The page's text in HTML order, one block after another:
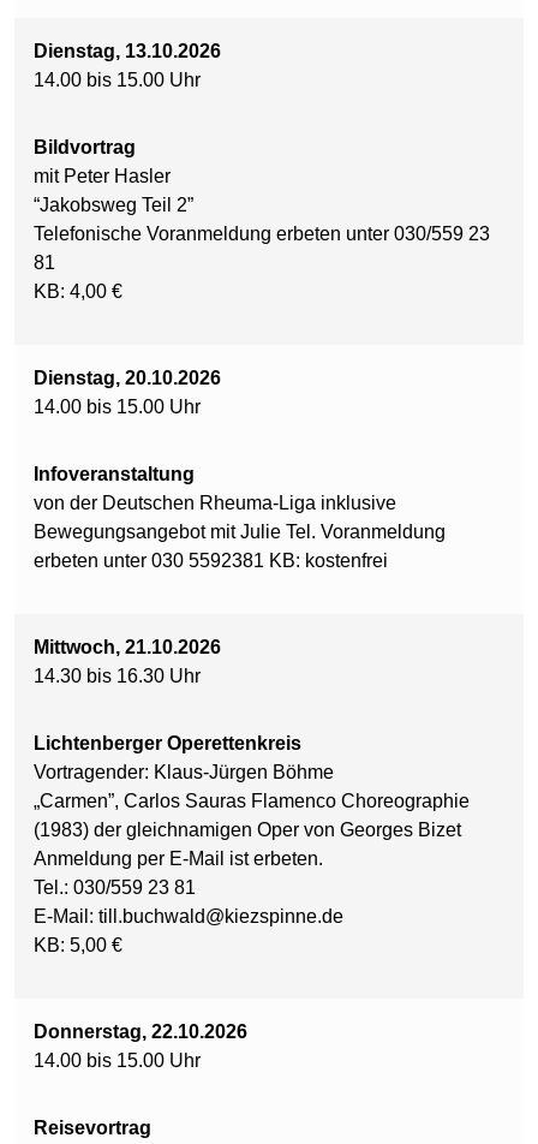
Dienstag, 13.10.2026
14.00 bis 15.00 Uhr
Bildvortrag
mit Peter Hasler
“Jakobsweg Teil 2”
Telefonische Voranmeldung erbeten unter 030/559 23
81
KB: 4,00 €
Dienstag, 20.10.2026
14.00 bis 15.00 Uhr
Infoveranstaltung
von der Deutschen Rheuma-Liga inklusive
Bewegungsangebot mit Julie Tel. Voranmeldung
erbeten unter 030 5592381 KB: kostenfrei
Mittwoch, 21.10.2026
14.30 bis 16.30 Uhr
Lichtenberger Operettenkreis
Vortragender: Klaus-Jürgen Böhme
„Carmen”, Carlos Sauras Flamenco Choreographie
(1983) der gleichnamigen Oper von Georges Bizet
Anmeldung per E-Mail ist erbeten.
Tel.: 030/559 23 81
E-Mail: till.buchwald@kiezspinne.de
KB: 5,00 €
Donnerstag, 22.10.2026
14.00 bis 15.00 Uhr
Reisevortrag